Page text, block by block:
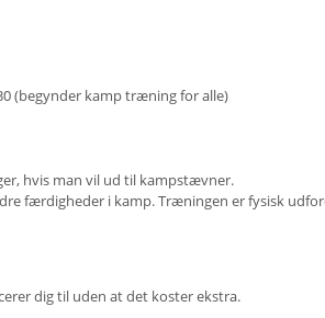
(begynder kamp træning for alle)
hvis man vil ud til kampstævner.
færdigheder i kamp. Træningen er fysisk
dig til uden at det koster ekstra.